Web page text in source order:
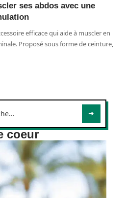
ses abdos avec une
efficace qui aide à muscler en
Proposé sous forme de ceinture,
coeur